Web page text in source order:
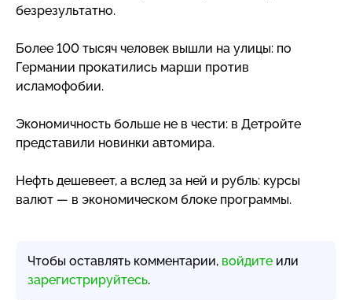
безрезультатно.
Более 100 тысяч человек вышли на улицы: по
Германии прокатились марши против
исламофобии.
Экономичность больше не в чести: в Детройте
представили новинки автомира.
Нефть дешевеет, а вслед за ней и рубль: курсы
валют — в экономическом блоке программы.
Чтобы оставлять комментарии, войдите или
зарегистрируйтесь.